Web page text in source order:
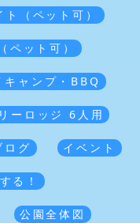
（ペット可）
ペット可）
キャンプ・BBQ
ーロッジ 6人用
ログ イベント
る！
公園全体図